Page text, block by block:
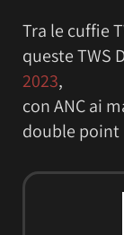
Tra le cuffie
queste TWS
2023,
con ANC ai
double point